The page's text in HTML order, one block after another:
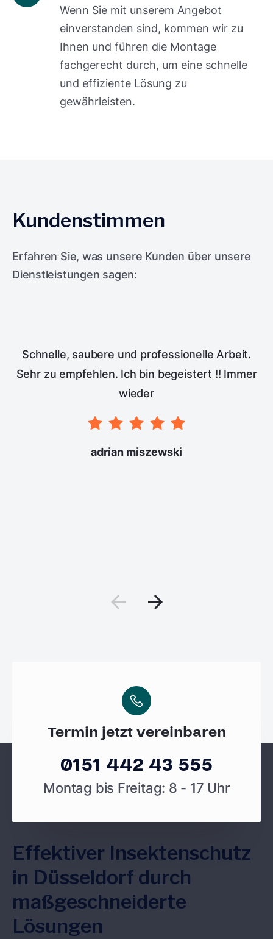
Wenn Sie mit unserem Angebot
einverstanden sind, kommen wir zu
Ihnen und führen die Montage
fachgerecht durch, um eine schnelle
und effiziente Lösung zu
gewährleisten.
Kundenstimmen
Erfahren Sie, was unsere Kunden über unsere
Dienstleistungen sagen:
Schnelle, saubere und professionelle Arbeit.
Sehr zu empfehlen. Ich bin begeistert !! Immer
wieder
adrian miszewski
Termin jetzt vereinbaren
0151 442 43 555
Montag bis Freitag: 8 - 17 Uhr
Effektiver Insektenschutz
in Düsseldorf durch
maßgeschneiderte
Lösungen